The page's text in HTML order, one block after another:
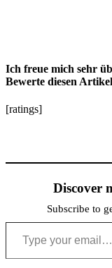
Ich freue mich sehr
Bewerte diesen
[ratings]
Discover
Subscribe to
Type your email…